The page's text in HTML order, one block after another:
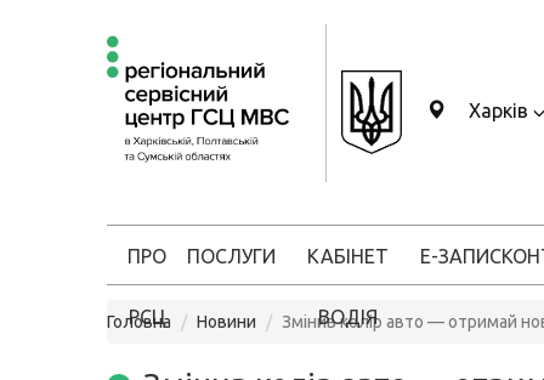
Харків
ПРО
РСЦ
ПОСЛУГИ КАБІНЕТ
ВОДІЯ
Е-ЗАПИС
Головна Новини Змінив колір авто — отримай